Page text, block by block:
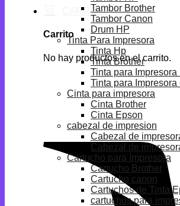
Carrito
No hay productos en el carrito.
Tambor Brother
Tambor Canon
Drum HP
Tinta Para Impresora
Tinta Hp
Tinta Brother
Tinta para Impresora
Tinta para Impresora
Cinta para impresora
Cinta Brother
Cinta Epson
cabezal de impresion
Cabezal de
Cabezal de
Cartucho para Impresora
Cartucho Brother
Cartucho canon
Cartuchos de Tinta
cartuchos para